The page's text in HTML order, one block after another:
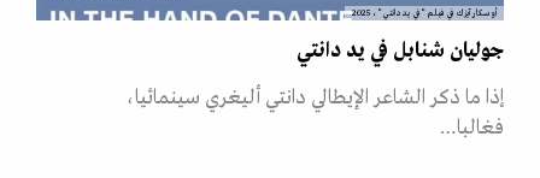
أوسكار آيزك في فيلم "في يد دانتي"، 2025
جوليان شنابل في يد دانتي
إذا ما ذكر الشاعر الإيطالي دانتي أليغري سينمائيا،
فغالبا…